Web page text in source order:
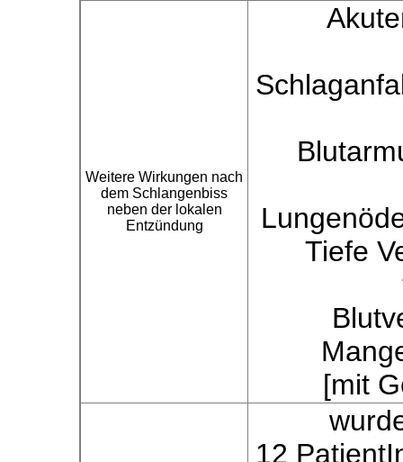
Weitere Wirkungen nach
dem Schlangenbiss
neben der lokalen
Entzündung
Tiefe
[mit
12